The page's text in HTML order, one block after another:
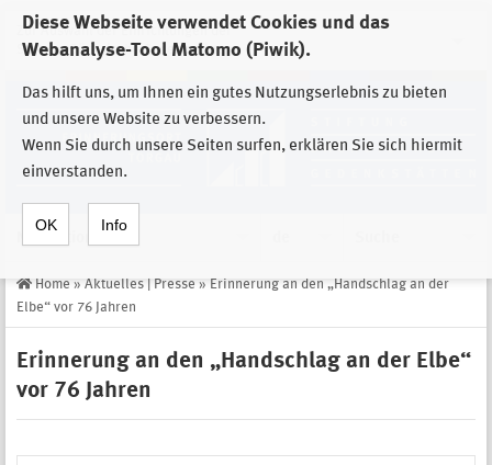
Diese Webseite verwendet Cookies und das
Webanalyse-Tool Matomo (Piwik).
Das hilft uns, um Ihnen ein gutes Nutzungserlebnis zu bieten
und unsere Website zu verbessern.
Wenn Sie durch unsere Seiten surfen, erklären Sie sich hiermit
einverstanden.
OK Info
Zur Auswahl der Einrichtungen der
Stiftung Sächsische Gedenkstätten
Home » Aktuelles | Presse » Erinnerung an den „Handschlag an der
Elbe“ vor 76 Jahren
Erinnerung an den „Handschlag an der Elbe“
vor 76 Jahren